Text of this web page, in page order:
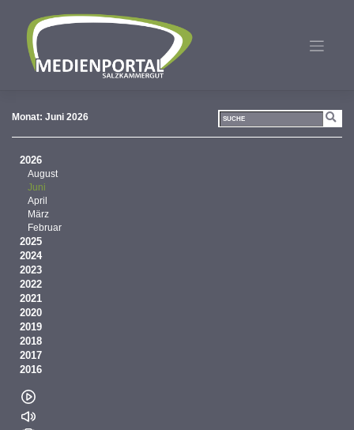
springen
Monat: Juni 2026
2026
August
Juni
April
März
Februar
2025
2024
2023
2022
2021
2020
2019
2018
2017
2016